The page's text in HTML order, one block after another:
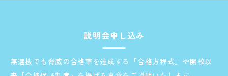
説明会申し込み
無選抜でも脅威の合格率を達成する「合格方程式」や開校以